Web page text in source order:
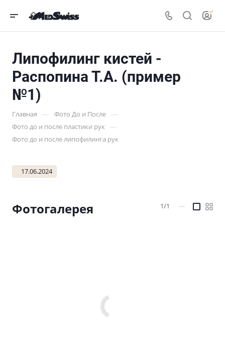
Липофилинг кистей -
Распопина Т.А. (пример
№1)
Главная — Фото До и После —
Фото до и после пластики рук —
Фото до и после липофилинга рук
17.06.2024
Фотогалерея 1/1 —